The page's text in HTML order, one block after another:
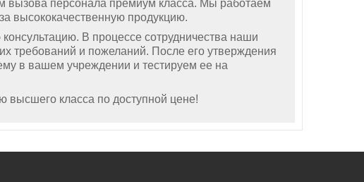
вызова персонала премиум класса. Мы работаем
высококачественную продукцию.
В процессе сотрудничества наши
требований и пожеланий. После его утверждения
в вашем учреждении и тестируем ее на
высшего класса по доступной цене!